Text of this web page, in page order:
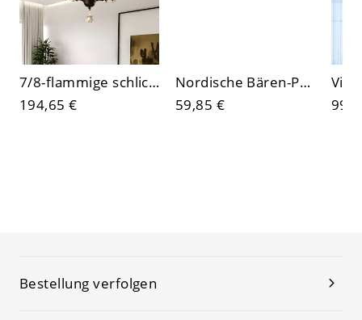
7/8-flammige schlichte goldfarbene Kristall-Pendelleuchte
194,65 €
Nordische Bären-Pendelleuchte, hängende Kuppellampe aus mattem Metall für Kinderzimmer oder Küche
59,85 €
Bestellung verfolgen